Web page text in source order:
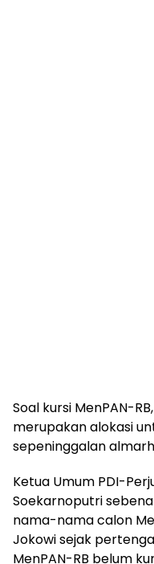
Soal kursi MenPAN-
merupakan alokasi
sepeninggalan
Ketua Umum PDI-
Soekarnoputri
nama-nama calon
Jokowi sejak
MenPAN-RB belum